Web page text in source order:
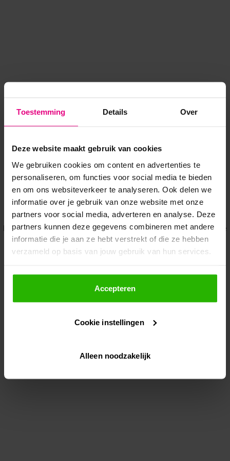
Toestemming Details Over
Deze website maakt gebruik van cookies
We gebruiken cookies om content en advertenties te
personaliseren, om functies voor social media te bieden
en om ons websiteverkeer te analyseren. Ook delen we
informatie over je gebruik van onze website met onze
partners voor social media, adverteren en analyse. Deze
partners kunnen deze gegevens combineren met andere
informatie die je aan ze hebt verstrekt of die ze hebben
verzameld op basis van jouw gebruik van hun services.
Als je op "Accepteer" klikt, dan geef je Voordeeluitjes.nl
toestemming om cookies voor social media en
gepersonaliseerde advertenties te plaatsen.
Lees hier meer over in onsprivacybeleid
Via "Cookie instellingen" kun je ook zelf instellen welke
Accepteren
Cookie instellingen
Alleen noodzakelijk
Application error: a client-side exception has occurred while
loadingwww.voordeeluitjes.nl (see the browser console for more
information).